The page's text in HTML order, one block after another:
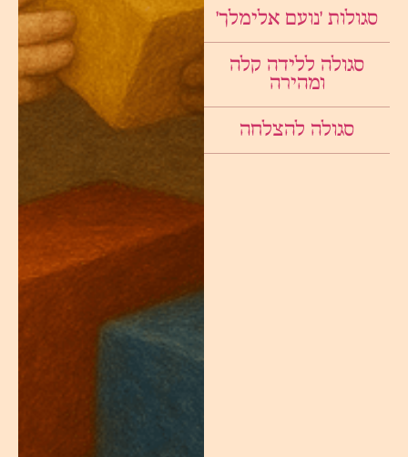
סגולות ׳נועם אלימלך׳
סגולה ללידה קלה
ומהירה
סגולה להצלחה